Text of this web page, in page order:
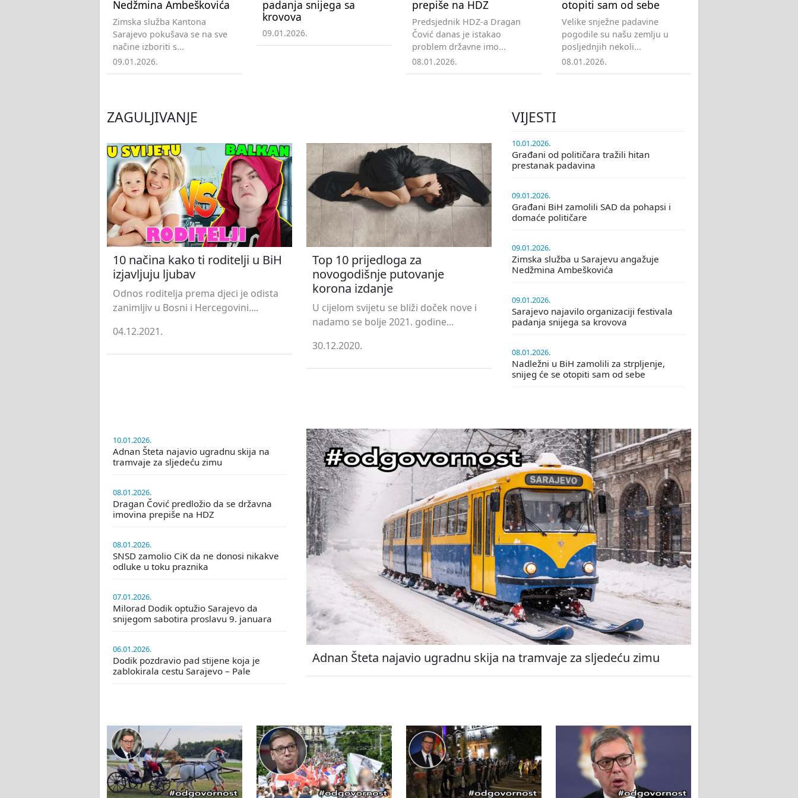
Nedžmina Ambeškovića
Zimska služba Kantona
Sarajevo pokušava se na sve
načine izboriti s...
09.01.2026.
padanja snijega sa
krovova
09.01.2026.
prepiše na HDZ
Predsjednik HDZ-a Dragan
Čović danas je istakao
problem državne imo...
08.01.2026.
otopiti sam od sebe
Velike snježne padavine
pogodile su našu zemlju u
posljednjih nekoli...
08.01.2026.
ZAGULJIVANJE
10 načina kako ti roditelji u BiH
izjavljuju ljubav
Odnos roditelja prema djeci je odista
zanimljiv u Bosni i Hercegovini....
04.12.2021.
Top 10 prijedloga za
novogodišnje putovanje
korona izdanje
U cijelom svijetu se bliži doček nove i
nadamo se bolje 2021. godine...
30.12.2020.
VIJESTI
10.01.2026.
Građani od političara tražili hitan
prestanak padavina
09.01.2026.
Građani BiH zamolili SAD da pohapsi i
domaće političare
09.01.2026.
Zimska služba u Sarajevu angažuje
Nedžmina Ambeškovića
09.01.2026.
Sarajevo najavilo organizaciji festivala
padanja snijega sa krovova
08.01.2026.
Nadležni u BiH zamolili za strpljenje,
snijeg će se otopiti sam od sebe
10.01.2026.
Adnan Šteta najavio ugradnu skija na
tramvaje za sljedeću zimu
08.01.2026.
Dragan Čović predložio da se državna
imovina prepiše na HDZ
08.01.2026.
SNSD zamolio CiK da ne donosi nikakve
odluke u toku praznika
07.01.2026.
Milorad Dodik optužio Sarajevo da
snijegom sabotira proslavu 9. januara
06.01.2026.
Dodik pozdravio pad stijene koja je
zablokirala cestu Sarajevo – Pale
Adnan Šteta najavio ugradnu skija na tramvaje za sljedeću zimu